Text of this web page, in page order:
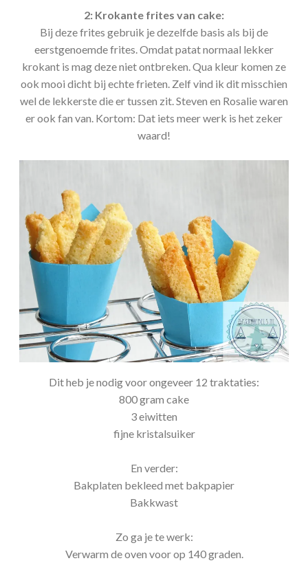
2: Krokante frites van cake:
Bij deze frites gebruik je dezelfde basis als bij de
eerstgenoemde frites. Omdat patat normaal lekker
krokant is mag deze niet ontbreken. Qua kleur komen ze
ook mooi dicht bij echte frieten. Zelf vind ik dit misschien
wel de lekkerste die er tussen zit. Steven en Rosalie waren
er ook fan van. Kortom: Dat iets meer werk is het zeker
waard!
Dit heb je nodig voor ongeveer 12 traktaties:
800 gram cake
3 eiwitten
fijne kristalsuiker
En verder:
Bakplaten bekleed met bakpapier
Bakkwast
Zo ga je te werk:
Verwarm de oven voor op 140 graden.